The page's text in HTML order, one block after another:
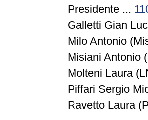
Presidente ...
Galletti Gian
Milo Antonio
Misiani Antonio
Molteni Laura
Piffari Sergio
Ravetto Laura